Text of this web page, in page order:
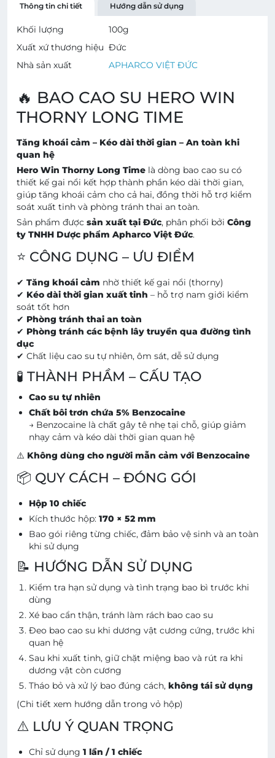
Thông tin chi tiết Hướng dẫn sử dụng
Khối lượng 100g
Xuất xứ thương hiệu Đức
Nhà sản xuất
APHARCO VIỆT ĐỨC
🔥 BAO CAO SU HERO WIN
THORNY LONG TIME
Tăng khoái cảm – Kéo dài thời gian – An toàn khi
quan hệ
Hero Win Thorny Long Time là dòng bao cao su có
thiết kế gai nổi kết hợp thành phần kéo dài thời gian,
giúp tăng khoái cảm cho cả hai, đồng thời hỗ trợ kiểm
soát xuất tinh và phòng tránh thai an toàn.
Sản phẩm được sản xuất tại Đức, phân phối bởi Công
ty TNHH Dược phẩm Apharco Việt Đức.
⭐ CÔNG DỤNG – ƯU ĐIỂM
✔ Tăng khoái cảm nhờ thiết kế gai nổi (thorny)
✔ Kéo dài thời gian xuất tinh – hỗ trợ nam giới kiểm
soát tốt hơn
✔ Phòng tránh thai an toàn
✔ Phòng tránh các bệnh lây truyền qua đường tình
dục
✔ Chất liệu cao su tự nhiên, ôm sát, dễ sử dụng
🧪 THÀNH PHẦM – CẤU TẠO
Cao su tự nhiên
Chất bôi trơn chứa 5% Benzocaine
→ Benzocaine là chất gây tê nhẹ tại chỗ, giúp giảm
nhạy cảm và kéo dài thời gian quan hệ
⚠️ Không dùng cho người mẫn cảm với Benzocaine
📦 QUY CÁCH – ĐÓNG GÓI
Hộp 10 chiếc
Kích thước hộp: 170 × 52 mm
Bao gói riêng từng chiếc, đảm bảo vệ sinh và an toàn
khi sử dụng
📝 HƯỚNG DẪN SỬ DỤNG
Kiểm tra hạn sử dụng và tình trạng bao bì trước khi
dùng
Xé bao cẩn thận, tránh làm rách bao cao su
Đeo bao cao su khi dương vật cương cứng, trước khi
quan hệ
Sau khi xuất tinh, giữ chặt miệng bao và rút ra khi
dương vật còn cương
Tháo bỏ và xử lý bao đúng cách, không tái sử dụng
(Chi tiết xem hướng dẫn trong vỏ hộp)
⚠️ LƯU Ý QUAN TRỌNG
Chỉ sử dụng 1 lần / 1 chiếc